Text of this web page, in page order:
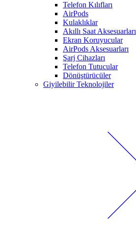
Telefon Kılıfları
AirPods
Kulaklıklar
Akıllı Saat Aksesuarları
Ekran Koruyucular
AirPods Aksesuarları
Şarj Cihazları
Telefon Tutucular
Dönüştürücüler
Giyilebilir Teknolojiler